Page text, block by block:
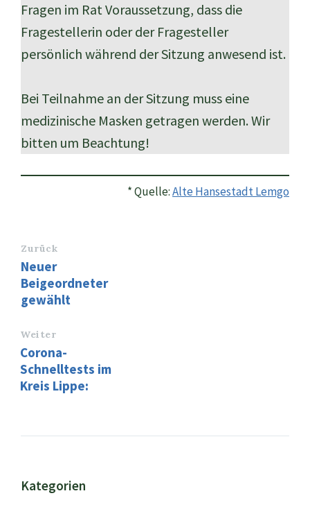
Fragen im Rat Voraussetzung, dass die
Fragestellerin oder der Fragesteller
persönlich während der Sitzung anwesend ist.
Bei Teilnahme an der Sitzung muss eine
medizinische Masken getragen werden. Wir
bitten um Beachtung!
* Quelle:Alte Hansestadt Lemgo
Zurück
Neuer
Beigeordneter
gewählt
Weiter
Corona-
Schnelltests im
Kreis Lippe:
Kategorien